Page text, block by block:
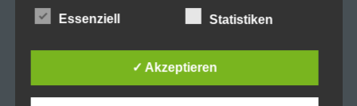
sie betreffenden personenbezogenen Daten
einverstanden ist.
Name und Anschrift des für die Verarbeitung
Essenziell Statistiken
✓ Akzeptieren